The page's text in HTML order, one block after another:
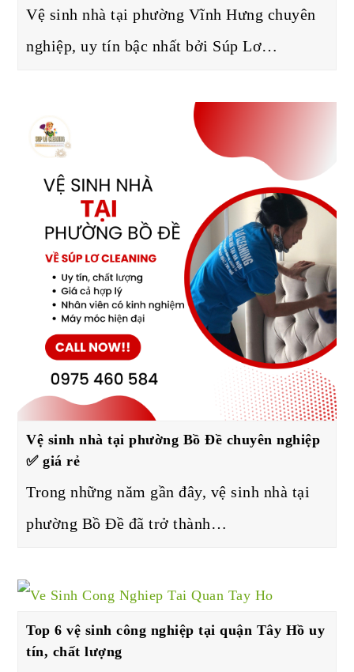
Vệ sinh nhà tại phường Vĩnh Hưng chuyên
nghiệp, uy tín bậc nhất bởi Súp Lơ…
Vệ sinh nhà tại phường Bồ Đề chuyên nghiệp
✅ giá rẻ
Trong những năm gần đây, vệ sinh nhà tại
phường Bồ Đề đã trở thành…
Top 6 vệ sinh công nghiệp tại quận Tây Hồ uy
tín, chất lượng